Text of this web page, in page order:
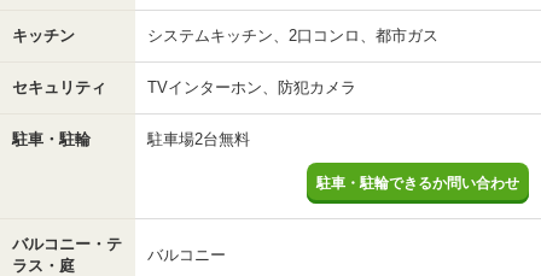
キッチン システムキッチン、2口コンロ、都市ガス
セキュリティ TVインターホン、防犯カメラ
駐車・駐輪 駐車場2台無料
駐車・駐輪できるか問い合わせ
バルコニー・テ
ラス・庭
バルコニー